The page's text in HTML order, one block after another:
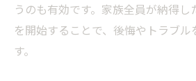
うのも有効です。家族全員が納得
を開始することで、後悔やトラブ
す。